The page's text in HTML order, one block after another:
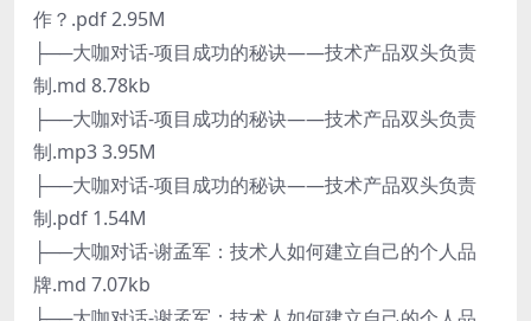
作？.pdf 2.95M
├──大咖对话-项目成功的秘诀——技术产品双头负责
制.md 8.78kb
├──大咖对话-项目成功的秘诀——技术产品双头负责
制.mp3 3.95M
├──大咖对话-项目成功的秘诀——技术产品双头负责
制.pdf 1.54M
├──大咖对话-谢孟军：技术人如何建立自己的个人品
牌.md 7.07kb